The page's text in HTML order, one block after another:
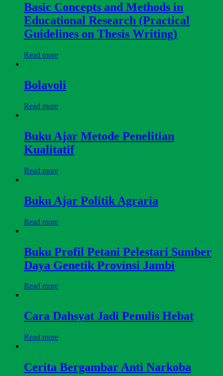
Basic Concepts and Methods in
Educational Research (Practical
Guidelines on Thesis Writing)
Read more
Bolavoli
Read more
Buku Ajar Metode Penelitian
Kualitatif
Read more
Buku Ajar Politik Agraria
Read more
Buku Profil Petani Pelestari Sumber
Daya Genetik Provinsi Jambi
Read more
Cara Dahsyat Jadi Penulis Hebat
Read more
Cerita Bergambar Anti Narkoba